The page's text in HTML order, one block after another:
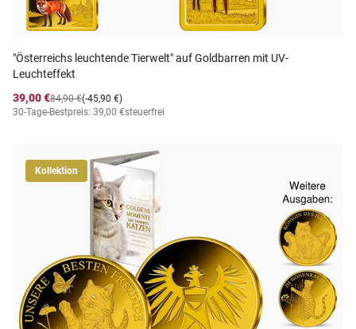
"Österreichs leuchtende Tierwelt" auf Goldbarren mit UV-
Leuchteffekt
39,00 €
(-45,90 €)
84,90 €
30-Tage-Bestpreis: 39,00 €steuerfrei
Kollektion